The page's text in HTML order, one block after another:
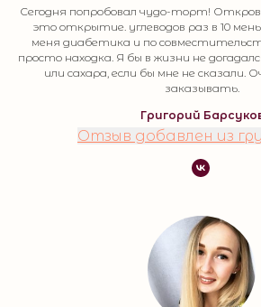
Сегодня попробовал чудо-торт!
это открытие. углеводов раз в 10
меня диабетика и по
просто находка. Я бы в жизни не
или сахара, если бы мне не сказали.
заказывать.
Григорий
Отзыв добавлен из